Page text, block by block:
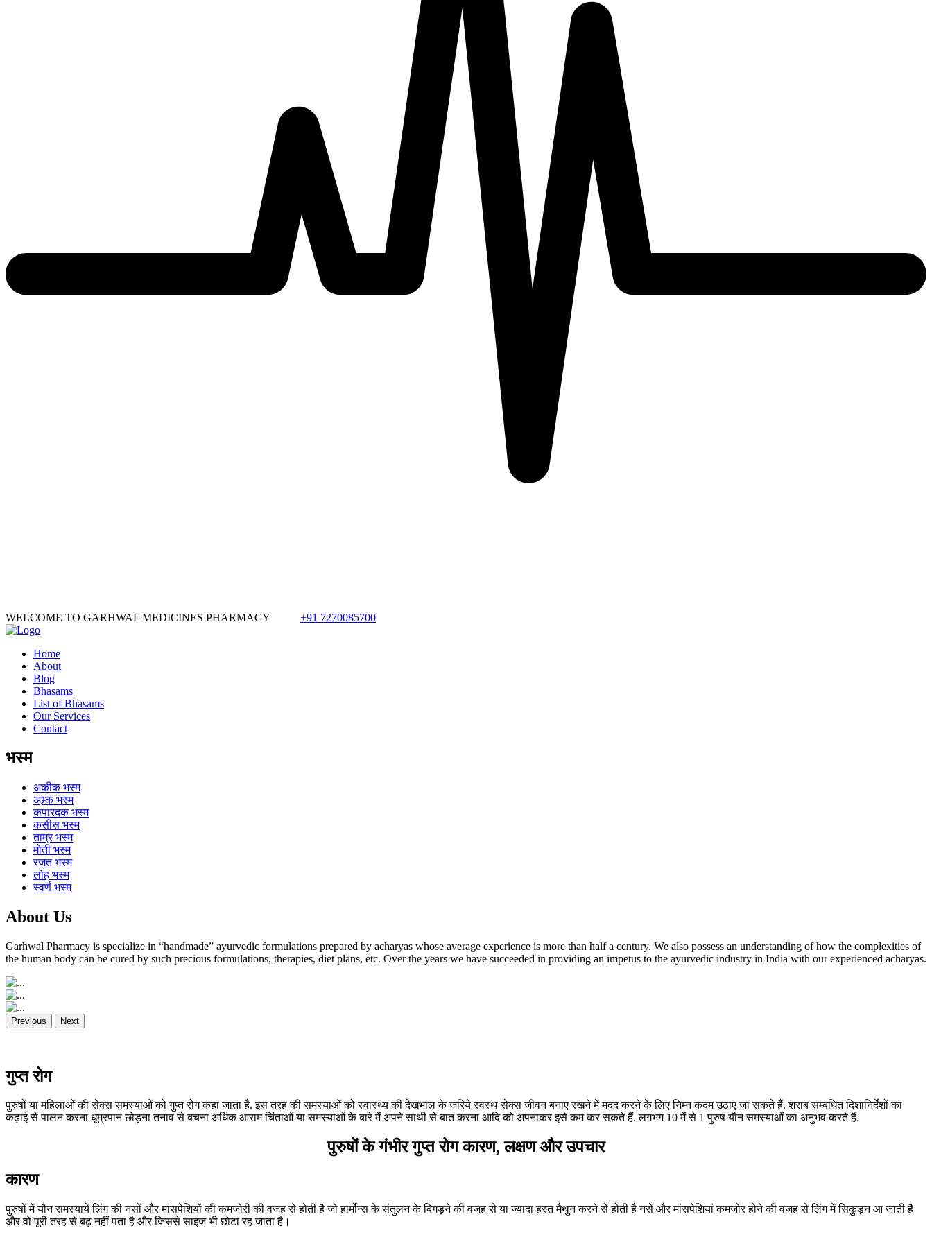
WELCOME TO GARHWAL MEDICINES PHARMACY +91 7270085700
Home
About
Blog
Bhasams
List of Bhasams
Our Services
Contact
भस्म
अकीकभस्म
अभ्र्क भस्म
कपारदक भस्म
कसीस भस्म
ताम्र भस्म
मोती भस्म
रजत भस्म
लोह भस्म
स्वर्ण भस्म
About Us
Garhwal Pharmacy is specialize in “handmade” ayurvedic formulations prepared by acharyas whose average experience is more than half a century. We also possess an understanding of how the complexities of
the human body can be cured by such precious formulations, therapies, diet plans, etc. Over the years we have succeeded in providing an impetus to the ayurvedic industry in India with our experienced acharyas.
Previous Next
गुप्त रोग
पुरुषों या महिलाओं की सेक्स समस्याओं को गुप्त रोग कहा जाता है. इस तरह की समस्याओं को स्वास्थ्य की देखभाल के जरिये स्वस्थ सेक्स जीवन बनाए रखने में मदद करने के लिए निम्न कदम उठाए जा सकते हैं. शराब सम्बंधित दिशानिर्देशों का
कढ़ाई से पालन करना धूम्रपान छोड़ना तनाव से बचना अधिक आराम चिंताओं या समस्याओं के बारे में अपने साथी से बात करना आदि को अपनाकर इसे कम कर सकते हैं. लगभग 10 में से 1 पुरुष यौन समस्याओं का अनुभव करते हैं.
पुरुषों के गंभीर गुप्त रोग कारण, लक्षण और उपचार
कारण
पुरुषों में यौन समस्यायें लिंग की नसों और मांसपेशियों की कमजोरी की वजह से होती है जो हार्मोन्स के संतुलन के बिगड़ने की वजह से या ज्यादा हस्त मैथुन करने से होती है नसें और मांसपेशियां कमजोर होने की वजह से लिंग में सिकुड़न आ जाती है
और वो पूरी तरह से बढ़ नहीं पता है और जिससे साइज भी छोटा रह जाता है।